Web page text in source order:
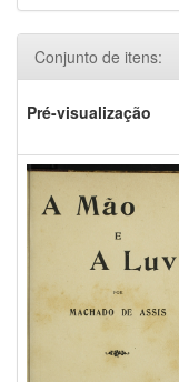
Conjunto de itens:
Pré-visualização